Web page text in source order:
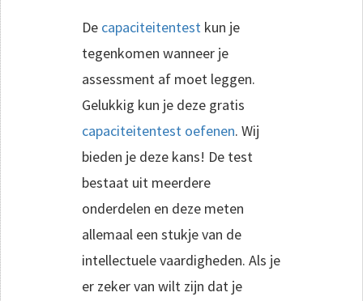
De capaciteitentest kun je
tegenkomen wanneer je
assessment af moet leggen.
Gelukkig kun je deze gratis
capaciteitentest oefenen. Wij
bieden je deze kans! De test
bestaat uit meerdere
onderdelen en deze meten
allemaal een stukje van de
intellectuele vaardigheden. Als je
er zeker van wilt zijn dat je